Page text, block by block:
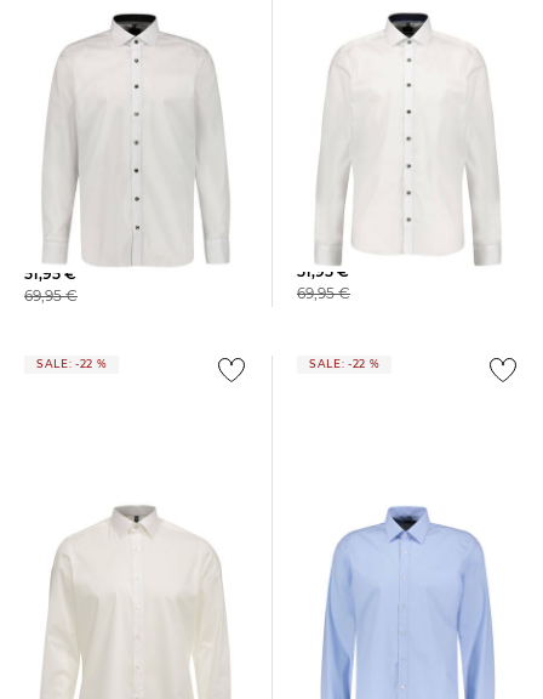
OLYMP Level Five | Herren
Hemd Body Fit Langarm
51,95 €
69,95 €
OLYMP Level Five | Herren
51,95 €
69,95 €
SALE: -22 % SALE: -22 %